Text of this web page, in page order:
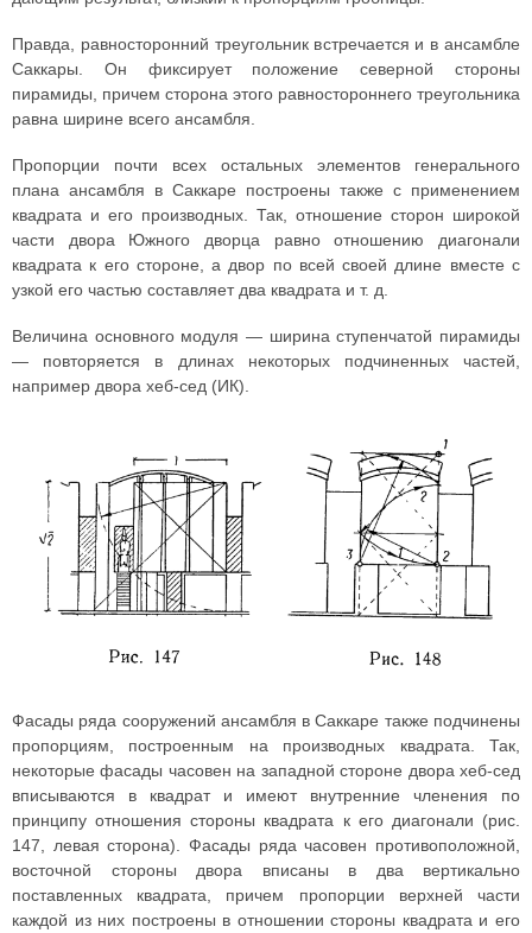
Правда, равносторонний треугольник встречается и в ансамбле
Саккары. Он фиксирует положение северной стороны
пирамиды, причем сторона этого равностороннего треугольника
равна ширине всего ансамбля.
Пропорции почти всех остальных элементов генерального
плана ансамбля в Саккаре построены также с применением
квадрата и его производных. Так, отношение сторон широкой
части двора Южного дворца равно отношению диагонали
квадрата к его стороне, а двор по всей своей длине вместе с
узкой его частью составляет два квадрата и т. д.
Величина основного модуля — ширина ступенчатой пирамиды
— повторяется в длинах некоторых подчиненных частей,
например двора хеб-сед (ИК).
Фасады ряда сооружений ансамбля в Саккаре также подчинены
пропорциям, построенным на производных квадрата. Так,
некоторые фасады часовен на западной стороне двора хеб-сед
вписываются в квадрат и имеют внутренние членения по
принципу отношения стороны квадрата к его диагонали (рис.
147, левая сторона). Фасады ряда часовен противоположной,
восточной стороны двора вписаны в два вертикально
поставленных квадрата, причем пропорции верхней части
каждой из них построены в отношении стороны квадрата и его